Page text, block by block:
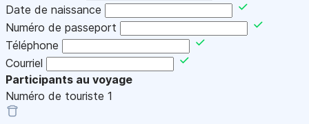
Date de naissance
Numéro de passeport
Téléphone
Courriel
Participants au voyage
Numéro de touriste 1